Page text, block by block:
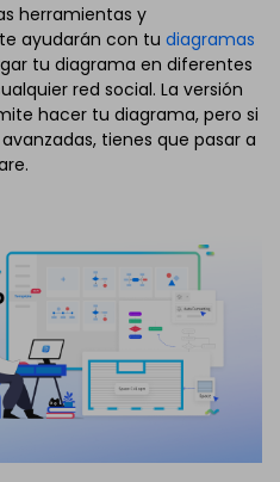
herramientas y
ayudarán con tu diagramas
tu diagrama en diferentes
red social. La versión
hacer tu diagrama, pero si
tienes que pasar a